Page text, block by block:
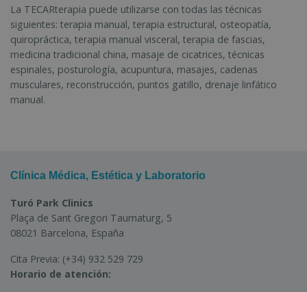
La TECARterapia puede utilizarse con todas las técnicas
siguientes: terapia manual, terapia estructural, osteopatía,
quiropráctica, terapia manual visceral, terapia de fascias,
medicina tradicional china, masaje de cicatrices, técnicas
espinales, posturología, acupuntura, masajes, cadenas
musculares, reconstrucción, puntos gatillo, drenaje linfático
manual.
Clínica Médica, Estética y Laboratorio
Turó Park Clinics
Plaça de Sant Gregori Taumaturg, 5
08021 Barcelona, España
Cita Previa: (+34) 932 529 729
Horario de atención: